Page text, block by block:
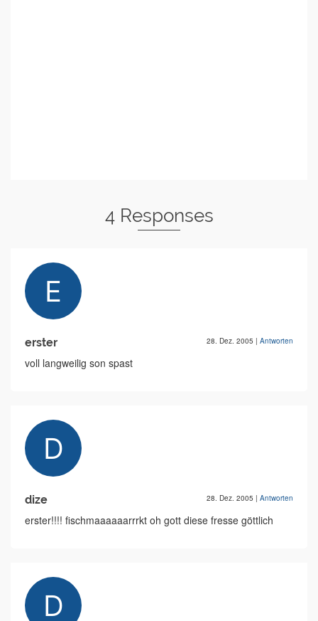
4 Responses
erster 28. Dez. 2005 | Antworten
voll langweilig son spast
dize 28. Dez. 2005 | Antworten
erster!!!! fischmaaaaaarrrkt oh gott diese fresse göttlich